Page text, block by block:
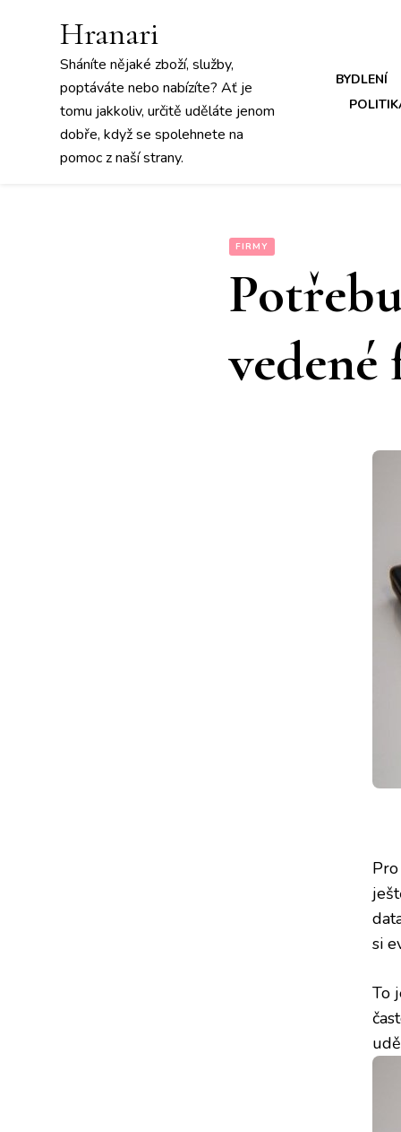
Hranari
Sháníte nějaké zboží, služby,
poptáváte nebo nabízíte? Ať je
tomu jakkoliv, určitě uděláte jenom
dobře, když se spolehnete na
pomoc z naší strany.
BYDLENÍ
FIRMY
si
To